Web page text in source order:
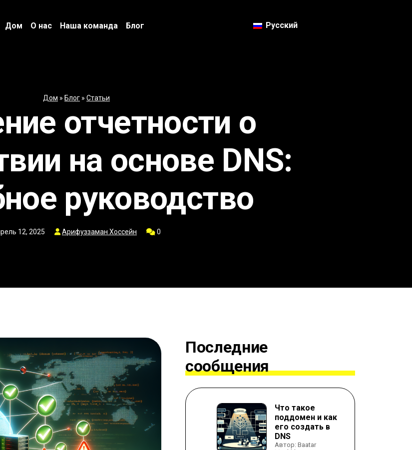
Дом О нас Наша команда Блог Русский
Дом » Блог » Статьи
отчетности о
на основе DNS:
руководство
12, 2025 Арифуззаман Хоссейн 0
Последние
сообщения
Что такое
поддомен и как
его создать в
DNS
Автор: Baatar